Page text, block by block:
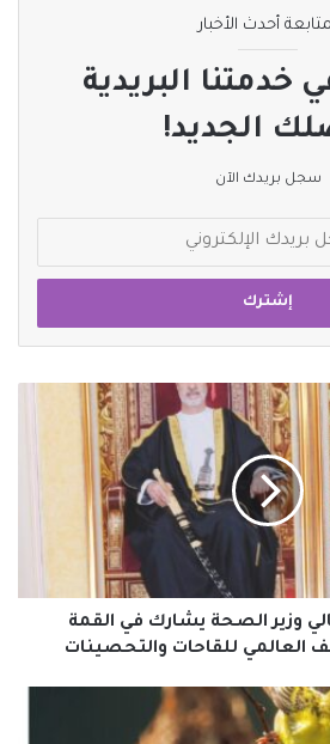
أحدث الأخبار
خدمتنا البريدية
الجديد!
سجل بريدك الآن
وزير الصحة يشارك في القمة
العالمي للقاحات والتحصينات